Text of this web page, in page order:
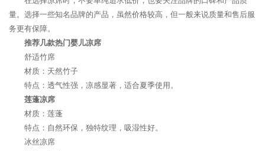
量。选择一些知名品牌的产品，虽然价格较高，但一般来说质量和售后服
务更有保障。
推荐几款热门婴儿凉席
舒适竹席
材质：天然竹子
特点：透气性强，凉感显著，适合夏季使用。
莲蓬凉席
材质：莲蓬
特点：自然环保，独特纹理，吸湿性好。
冰丝凉席